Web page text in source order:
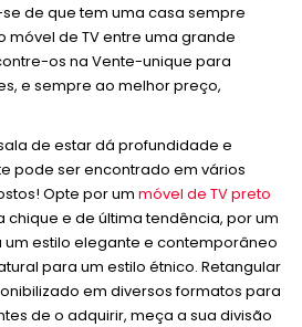
de que tem uma casa sempre
de TV entre uma grande
os na Vente-unique para
e sempre ao melhor preço,
de estar dá profundidade e
pode ser encontrado em vários
Opte por um móvel de TV preto
e de última tendência, por um
um estilo elegante e contemporâneo
para um estilo étnico. Retangular
em diversos formatos para
de o adquirir, meça a sua divisão